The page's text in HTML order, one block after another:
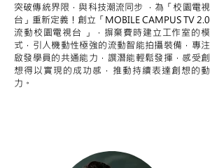
突破傳統界限，與科技潮流同步 ，為「校園電視
台」重新定義！創立「MOBILE CAMPUS TV 2.0
流動校園電視台 」，摒棄費時建立工作室的模
式，引人機動性極強的流動智能拍攝裝備，專注
啟發學員的共通能力，譔潛能輕鬆發揮，感受創
想得以實現的成功感，推動持續表達創想的動
力。